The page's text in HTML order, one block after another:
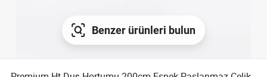
Benzer ürünleri bulun